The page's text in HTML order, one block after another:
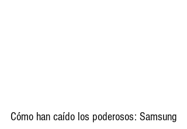
Cómo han caído los poderosos: Samsung